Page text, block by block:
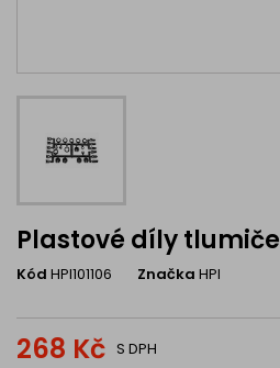
Plastové díly tlumiče
Kód HPI101106 Značka HPI
268 Kč S DPH